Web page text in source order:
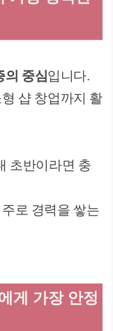
의 중심입니다.
샵 창업까지 활
초반이라면 충
로 경력을 쌓는
게 가장 안정